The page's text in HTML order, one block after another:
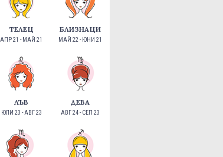
ТЕЛЕЦ
АПР 21 - МАЙ 21
БЛИЗНАЦИ
МАЙ 22 - ЮНИ 21
ЛЪВ
ЮЛИ 23 - АВГ 23
ДЕВА
АВГ 24 - СЕП 23